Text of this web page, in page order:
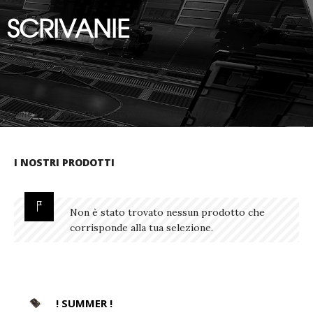
SCRIVANIE
Home»POLTRONE E SCRIVANIE SCRIVANIE
I NOSTRI PRODOTTI
Non è stato trovato nessun prodotto che
corrisponde alla tua selezione.
! SUMMER !